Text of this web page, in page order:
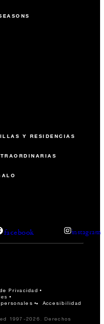
Y RESIDENCIAS
facebook instagram
Privacidad
Accesibilidad
1997-2026. Derechos